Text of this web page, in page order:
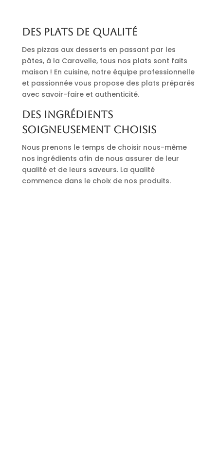
Des plats de qualité
Des pizzas aux desserts en passant par les
pâtes, à la Caravelle, tous nos plats sont faits
maison ! En cuisine, notre équipe professionnelle
et passionnée vous propose des plats préparés
avec savoir-faire et authenticité.
Des ingrédients
soigneusement choisis
Nous prenons le temps de choisir nous-même
nos ingrédients afin de nous assurer de leur
qualité et de leurs saveurs. La qualité
commence dans le choix de nos produits.